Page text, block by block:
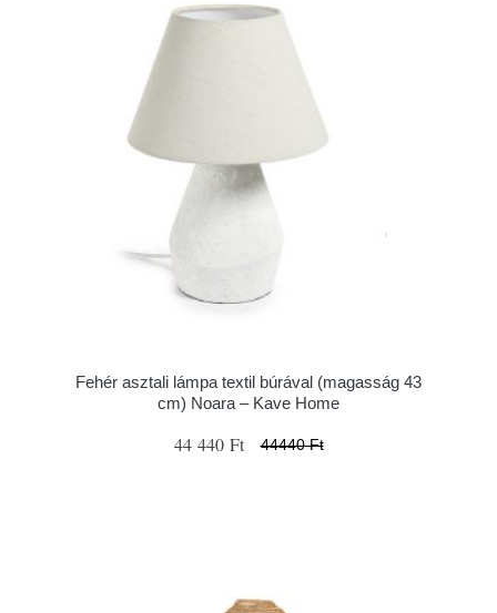
Fehér asztali lámpa textil búrával (magasság 43
cm) Noara – Kave Home
44 440 Ft 44440 Ft